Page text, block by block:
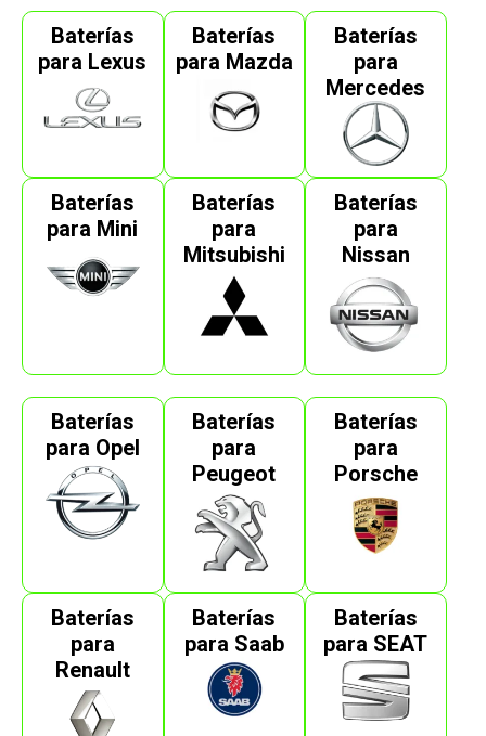
Baterías
para Lexus
Baterías
para Mazda
Baterías
para
Mercedes
Baterías
para Mini
Baterías
para
Mitsubishi
Baterías
para
Nissan
Baterías
para Opel
Baterías
para
Peugeot
Baterías
para
Porsche
Baterías
para
Renault
Baterías
para Saab
Baterías
para SEAT